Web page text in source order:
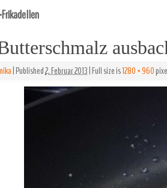
|Published2. Februar 2013|Full size is1280 × 960